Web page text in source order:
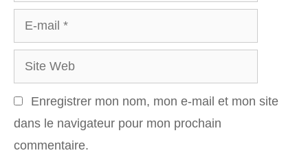
mail
Site
Web
Enregistrer mon nom, mon e-mail et mon site
dans le navigateur pour mon prochain
commentaire.